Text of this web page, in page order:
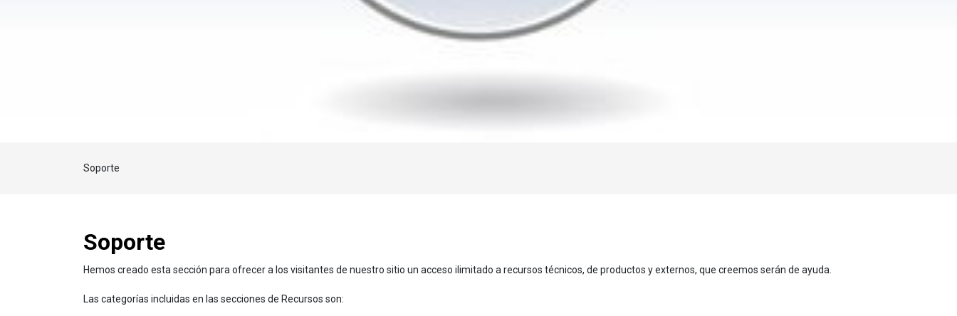
Cargando...
Soporte
Soporte
Hemos creado esta sección para ofrecer a los visitantes de nuestro sitio un acceso ilimitado a recursos técnicos, de productos y externos, que creemos serán de ayuda.
Las categorías incluidas en las secciones de Recursos son: